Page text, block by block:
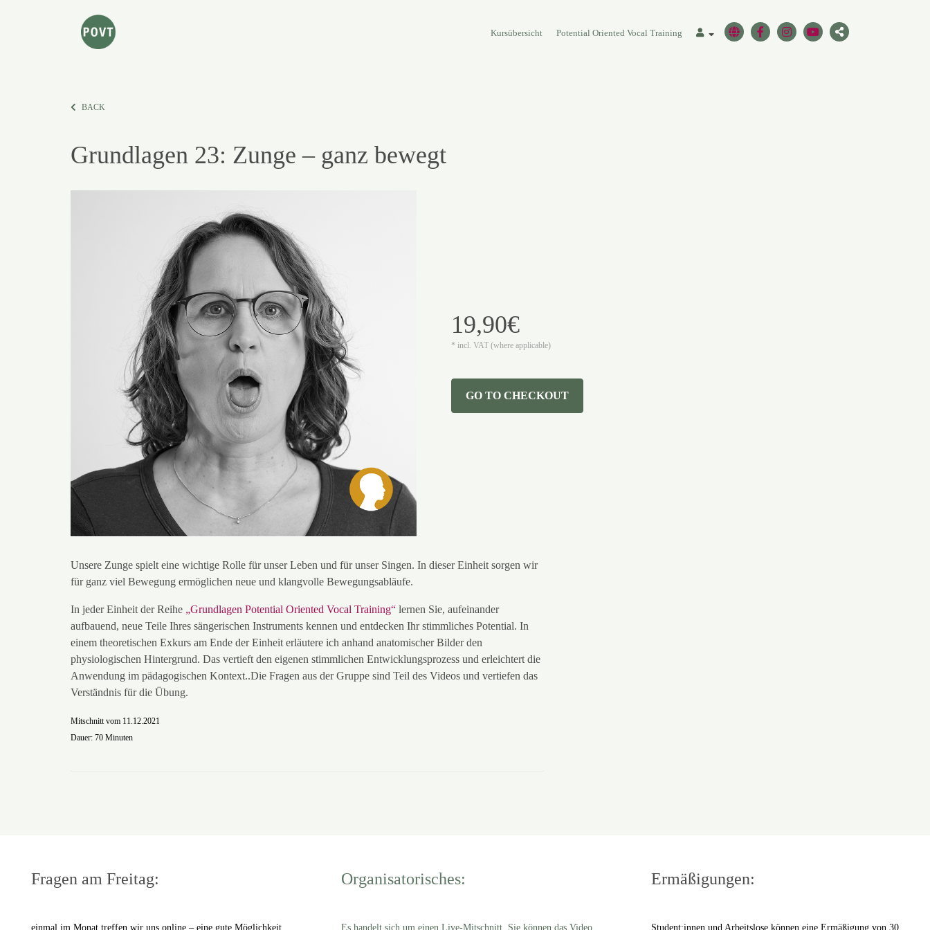
Kursübersicht Potential Oriented Vocal Training
BACK
Grundlagen 23: Zunge – ganz bewegt
19,90€
* incl. VAT (where applicable)
GO TO CHECKOUT
Unsere Zunge spielt eine wichtige Rolle für unser Leben und für unser Singen. In dieser Einheit sorgen wir
für ganz viel Bewegung ermöglichen neue und klangvolle Bewegungsabläufe.
In jeder Einheit der Reihe „Grundlagen Potential Oriented Vocal Training“ lernen Sie, aufeinander
aufbauend, neue Teile Ihres sängerischen Instruments kennen und entdecken Ihr stimmliches Potential. In
einem theoretischen Exkurs am Ende der Einheit erläutere ich anhand anatomischer Bilder den
physiologischen Hintergrund. Das vertieft den eigenen stimmlichen Entwicklungsprozess und erleichtert die
Anwendung im pädagogischen Kontext..Die Fragen aus der Gruppe sind Teil des Videos und vertiefen das
Verständnis für die Übung.
Mitschnitt vom 11.12.2021
Dauer: 70 Minuten
Fragen am Freitag:
einmal im Monat treffen wir uns online – eine gute Möglichkeit
Organisatorisches:
Es handelt sich um einen Live-Mitschnitt. Sie können das Video
Ermäßigungen:
Student:innen und Arbeitslose können eine Ermäßigung von 30